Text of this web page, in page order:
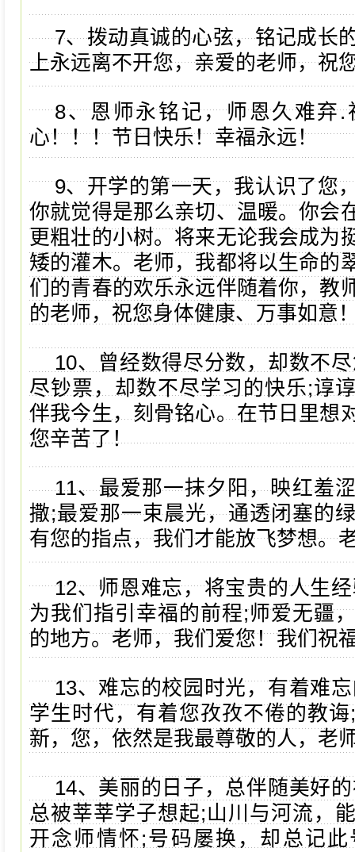
7、拨动真诚的心弦，铭记成长
上永远离不开您，亲爱的老师，祝
8、恩师永铭记，师恩久难弃.
心！！！节日快乐！幸福永远！
9、开学的第一天，我认识了您
你就觉得是那么亲切、温暖。你会
更粗壮的小树。将来无论我会成为
矮的灌木。老师，我都将以生命的
们的青春的欢乐永远伴随着你，教
的老师，祝您身体健康、万事如意
10、曾经数得尽分数，却数不
尽钞票，却数不尽学习的快乐;谆
伴我今生，刻骨铭心。在节日里想
您辛苦了！
11、最爱那一抹夕阳，映红羞
撒;最爱那一束晨光，通透闭塞的
有您的指点，我们才能放飞梦想。
12、师恩难忘，将宝贵的人生
为我们指引幸福的前程;师爱无疆
的地方。老师，我们爱您！我们祝
13、难忘的校园时光，有着难
学生时代，有着您孜孜不倦的教
新，您，依然是我最尊敬的人，老
14、美丽的日子，总伴随美好
总被莘莘学子想起;山川与河流，
开念师情怀;号码屡换，却总记